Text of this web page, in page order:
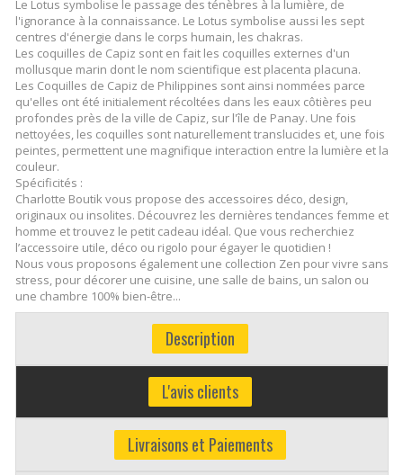
Le Lotus symbolise le passage des ténèbres à la lumière, de
l'ignorance à la connaissance. Le Lotus symbolise aussi les sept
centres d'énergie dans le corps humain, les chakras.
Les coquilles de Capiz sont en fait les coquilles externes d'un
mollusque marin dont le nom scientifique est placenta placuna.
Les Coquilles de Capiz de Philippines sont ainsi nommées parce
qu'elles ont été initialement récoltées dans les eaux côtières peu
profondes près de la ville de Capiz, sur l'île de Panay. Une fois
nettoyées, les coquilles sont naturellement translucides et, une fois
peintes, permettent une magnifique interaction entre la lumière et la
couleur.
Spécificités :
Charlotte Boutik vous propose des accessoires déco, design,
originaux ou insolites. Découvrez les dernières tendances femme et
homme et trouvez le petit cadeau idéal. Que vous recherchiez
l’accessoire utile, déco ou rigolo pour égayer le quotidien !
Nous vous proposons également une collection Zen pour vivre sans
stress, pour décorer une cuisine, une salle de bains, un salon ou
une chambre 100% bien-être...
Description
L'avis clients
Livraisons et Paiements